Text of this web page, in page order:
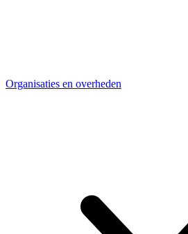
Organisaties en overheden